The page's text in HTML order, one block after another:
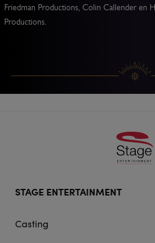
Friedman Productions, Colin Callender en
Productions.
doormat
STAGE ENTERTAINMENT
Casting